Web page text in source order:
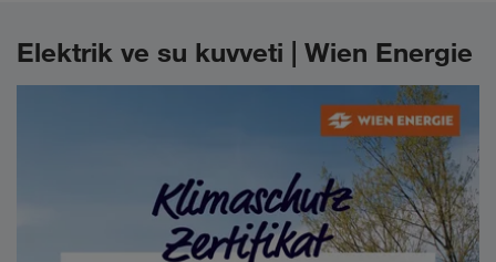
Elektrik ve su kuvveti | Wien Energie